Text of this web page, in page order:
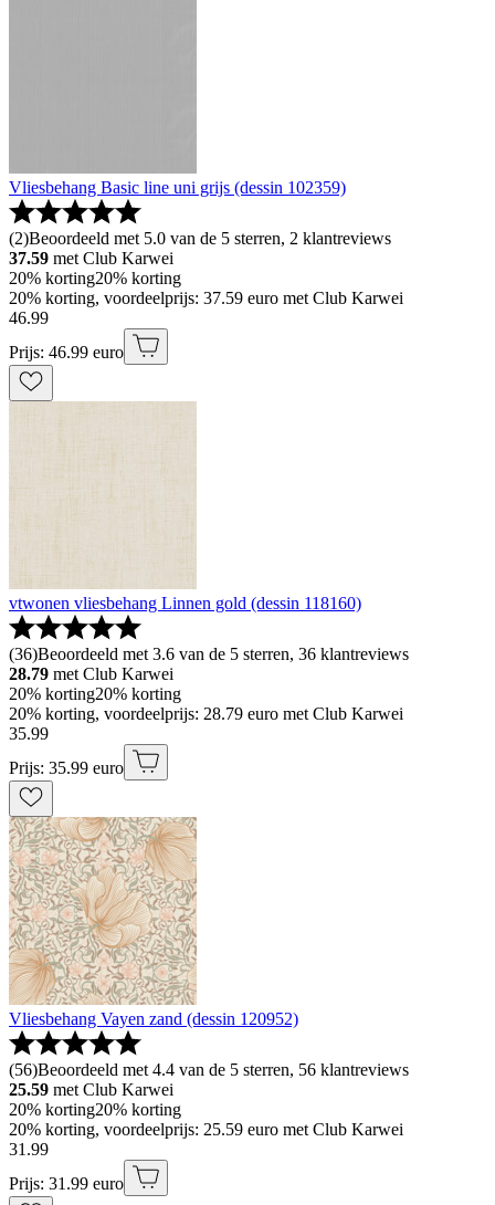
Vliesbehang Basic line uni grijs (dessin 102359)
(2)Beoordeeld met 5.0 van de 5 sterren, 2 klantreviews
37.59 met Club Karwei
20% korting20% korting
20% korting, voordeelprijs: 37.59 euro met Club Karwei
46.99
Prijs: 46.99 euro
vtwonen vliesbehang Linnen gold (dessin 118160)
(36)Beoordeeld met 3.6 van de 5 sterren, 36 klantreviews
28.79 met Club Karwei
20% korting20% korting
20% korting, voordeelprijs: 28.79 euro met Club Karwei
35.99
Prijs: 35.99 euro
Vliesbehang Vayen zand (dessin 120952)
(56)Beoordeeld met 4.4 van de 5 sterren, 56 klantreviews
25.59 met Club Karwei
20% korting20% korting
20% korting, voordeelprijs: 25.59 euro met Club Karwei
31 .99
Prijs: 31.99 euro